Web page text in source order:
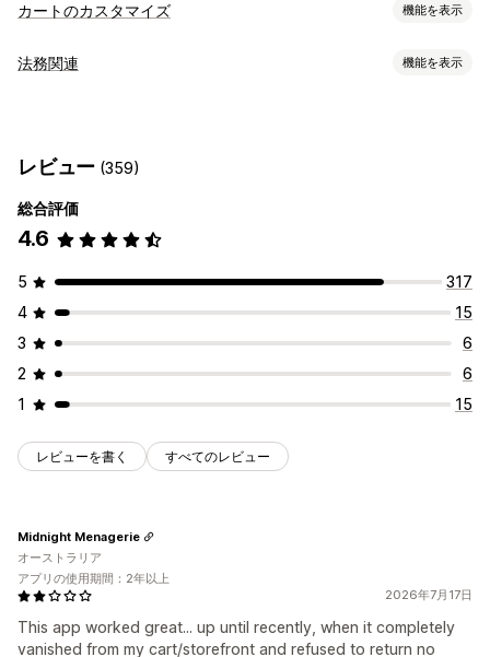
カートのカスタマイズ 機能を表示
カートの表示
法務関連 機能を表示
チェックボックス
レビュー (359)
総合評価
4.6
5
317
4
15
3
6
2
6
1
15
レビューを書く すべてのレビュー
2026年7月17日
This app worked great... up until recently, when it completely
vanished from my cart/storefront and refused to return no
Midnight Menagerie
オーストラリア
アプリの使用期間：2年以上